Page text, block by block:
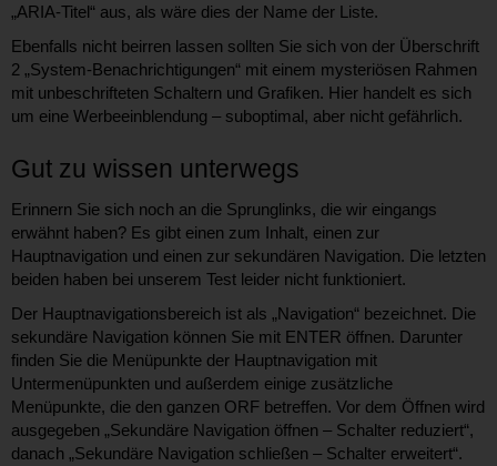
„ARIA-Titel“ aus, als wäre dies der Name der Liste.
Ebenfalls nicht beirren lassen sollten Sie sich von der Überschrift
2 „System-Benachrichtigungen“ mit einem mysteriösen Rahmen
mit unbeschrifteten Schaltern und Grafiken. Hier handelt es sich
um eine Werbeeinblendung – suboptimal, aber nicht gefährlich.
Gut zu wissen unterwegs
Erinnern Sie sich noch an die Sprunglinks, die wir eingangs
erwähnt haben? Es gibt einen zum Inhalt, einen zur
Hauptnavigation und einen zur sekundären Navigation. Die letzten
beiden haben bei unserem Test leider nicht funktioniert.
Der Hauptnavigationsbereich ist als „Navigation“ bezeichnet. Die
sekundäre Navigation können Sie mit ENTER öffnen. Darunter
finden Sie die Menüpunkte der Hauptnavigation mit
Untermenüpunkten und außerdem einige zusätzliche
Menüpunkte, die den ganzen ORF betreffen. Vor dem Öffnen wird
ausgegeben „Sekundäre Navigation öffnen – Schalter reduziert“,
danach „Sekundäre Navigation schließen – Schalter erweitert“.